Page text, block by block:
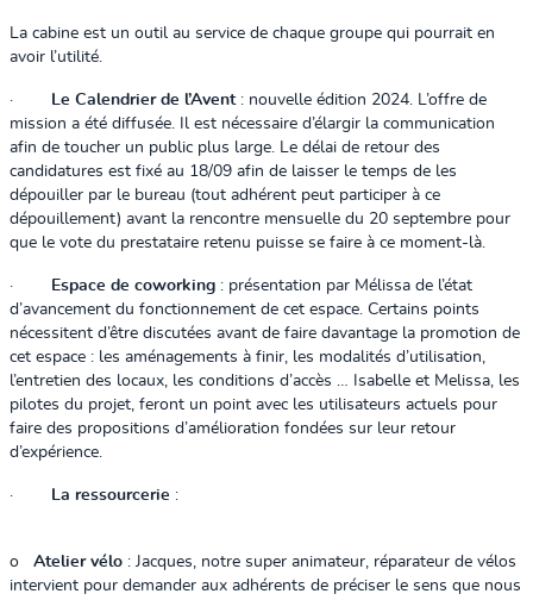
La cabine est un outil au service de chaque groupe qui pourrait en
avoir l’utilité.
· Le Calendrier de l’Avent : nouvelle édition 2024. L’offre de
mission a été diffusée. Il est nécessaire d’élargir la communication
afin de toucher un public plus large. Le délai de retour des
candidatures est fixé au 18/09 afin de laisser le temps de les
dépouiller par le bureau (tout adhérent peut participer à ce
dépouillement) avant la rencontre mensuelle du 20 septembre pour
que le vote du prestataire retenu puisse se faire à ce moment-là.
· Espace de coworking : présentation par Mélissa de l’état
d’avancement du fonctionnement de cet espace. Certains points
nécessitent d’être discutées avant de faire davantage la promotion de
cet espace : les aménagements à finir, les modalités d’utilisation,
l’entretien des locaux, les conditions d’accès … Isabelle et Melissa, les
pilotes du projet, feront un point avec les utilisateurs actuels pour
faire des propositions d’amélioration fondées sur leur retour
d’expérience.
· La ressourcerie :
o Atelier vélo : Jacques, notre super animateur, réparateur de vélos
intervient pour demander aux adhérents de préciser le sens que nous